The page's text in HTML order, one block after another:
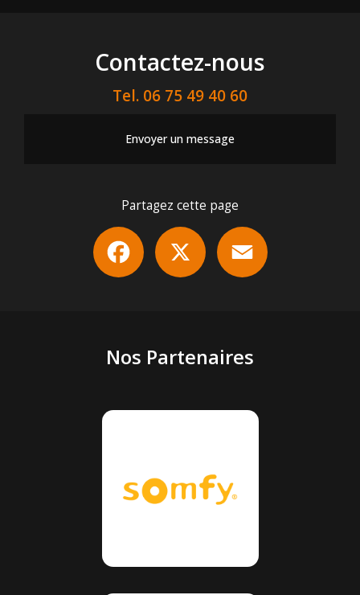
Contactez-nous
Tel. 06 75 49 40 60
Envoyer un message
Partagez cette page
Facebook
Nos Partenaires